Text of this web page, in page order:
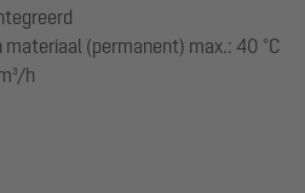
(permanent) max.: 40 °C
h